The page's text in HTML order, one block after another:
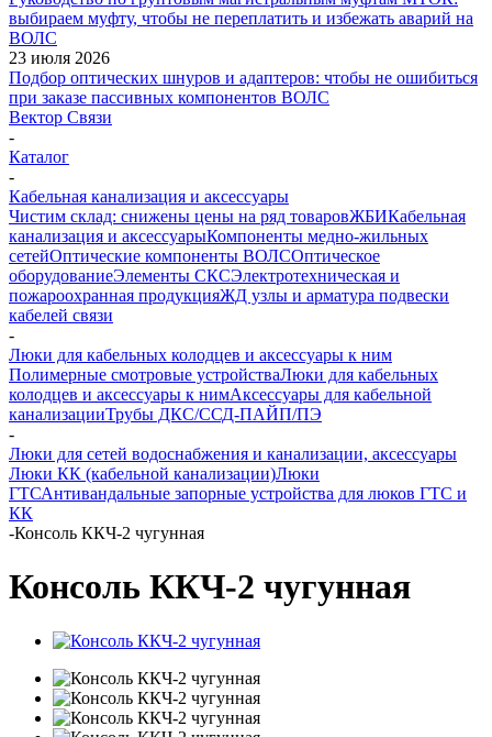
выбираем муфту, чтобы не переплатить и избежать аварий на
ВОЛС
23 июля 2026
Подбор оптических шнуров и адаптеров: чтобы не ошибиться
при заказе пассивных компонентов ВОЛС
Вектор Связи
-
Каталог
-
Кабельная канализация и аксессуары
Чистим склад: снижены цены на ряд товаровЖБИКабельная
канализация и аксессуарыКомпоненты медно-жильных
сетейОптические компоненты ВОЛСОптическое
оборудованиеЭлементы СКСЭлектротехническая и
пожароохранная продукцияЖД узлы и арматура подвески
кабелей связи
-
Люки для кабельных колодцев и аксессуары к ним
Полимерные смотровые устройстваЛюки для кабельных
колодцев и аксессуары к нимАксессуары для кабельной
канализацииТрубы ДКС/ССД-ПАЙП/ПЭ
-
Люки для сетей водоснабжения и канализации, аксессуары
Люки КК (кабельной канализации)Люки
ГТСАнтивандальные запорные устройства для люков ГТС и
КК
-Консоль ККЧ-2 чугунная
Консоль ККЧ-2 чугунная